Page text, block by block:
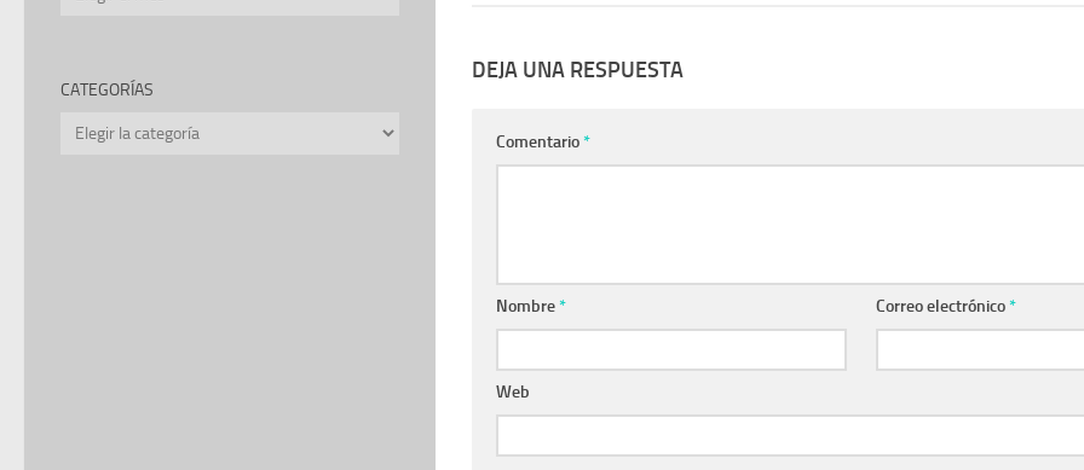
DEJA UNA RESPUESTA
Comentario*
Nombre* Correo electrónico*
Web
CATEGORÍAS
Categorías